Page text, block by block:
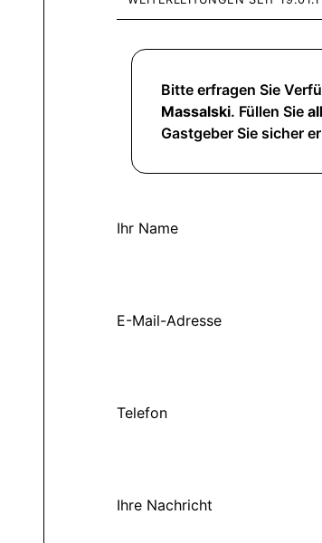
Bitte erfragen Sie
Massalski. Füllen Sie
Gastgeber Sie sicher
Ihr Name
E-Mail-Adresse
Telefon
Ihre Nachricht